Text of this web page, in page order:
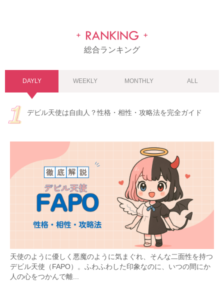
総合ランキング
DAYLY WEEKLY MONTHLY ALL
デビル天使は自由人？性格・相性・攻略法を完全ガイド
天使のように優しく悪魔のように気まぐれ、そんな二面性を持つ
デビル天使（FAPO）。ふわふわした印象なのに、いつの間にか
人の心をつかんで離...